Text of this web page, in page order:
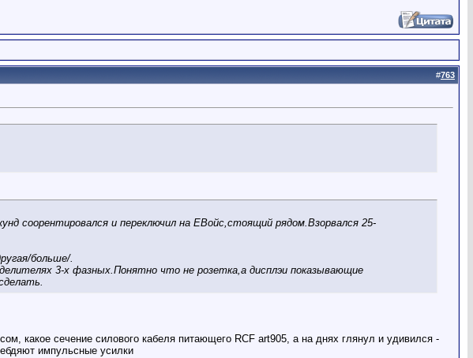
#763
соорентировался и переключил на ЕВойс,стоящий рядом.Взорвался 25-
больше/.
3-х фазных.Понятно что не розетка,а дисплэи показывающие
какое сечение силового кабеля питающего RCF art905, а на днях глянул и удивился -
импульсные усилки